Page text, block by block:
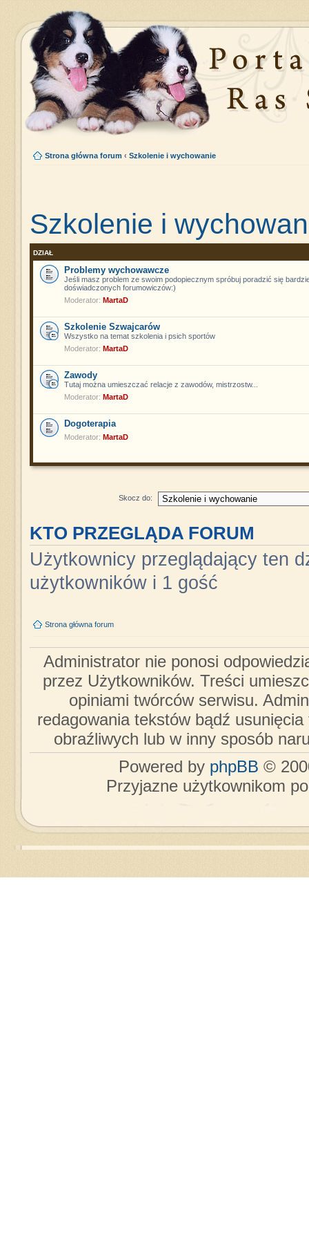
Strona główna forum ‹ Szkolenie i wychowanie
Szkolenie i
DZIAŁ
Problemy wychowawcze
Jeśli masz problem ze swoim podopiecznym spróbuj poradzić się
doświadczonych forumowiczów:)
Moderator: MartaD
Szkolenie Szwajcarów
Wszystko na temat szkolenia i psich sportów
Moderator: MartaD
Zawody
Tutaj można umieszczać relacje z zawodów, mistrzostw...
Moderator: MartaD
Dogoterapia
Moderator: MartaD
Skocz do:
KTO PRZEGLĄDA FORUM
Użytkownicy przeglądający ten
użytkowników i 1 gość
Strona główna forum
Administrator nie ponosi
przez Użytkowników. Treści
opiniami twórców serwisu.
redagowania tekstów bądź
obraźliwych lub w inny sposób
Powered by phpBB ©
Przyjazne użytkownikom